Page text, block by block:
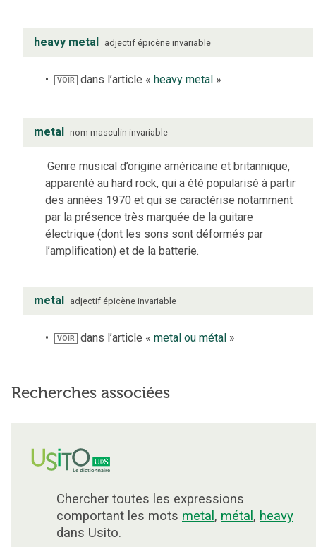
heavy metal adjectif épicène invariable
VOIR dans l’article «heavy metal »
metal nom masculin invariable
Genre musical d’origine américaine et britannique,
apparenté au hard rock, qui a été popularisé à partir
des années 1970 et qui se caractérise notamment
par la présence très marquée de la guitare
électrique (dont les sons sont déformés par
l’amplification) et de la batterie.
metal adjectif épicène invariable
VOIR dans l’article «metal ou métal »
Recherches associées
Chercher toutes les expressions
comportant les mots metal , métal , heavy
dans Usito.